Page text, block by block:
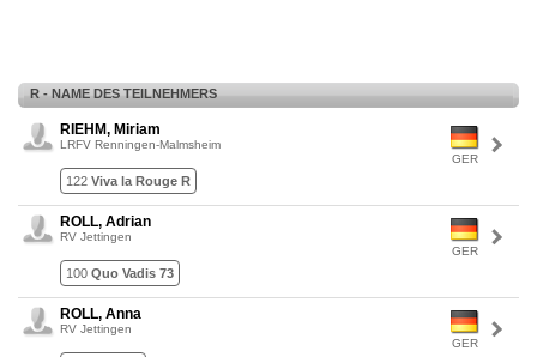
R - NAME DES TEILNEHMERS
GER
RIEHM, Miriam
LRFV Renningen-Malmsheim
122 Viva la Rouge R
GER
ROLL, Adrian
RV Jettingen
100 Quo Vadis 73
GER
ROLL, Anna
RV Jettingen